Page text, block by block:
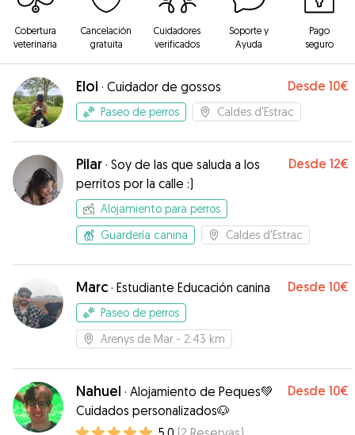
Cobertura
veterinaria
Cancelación
gratuita
Cuidadores
verificados
Soporte y
Ayuda
Pago
seguro
Eloi · Cuidador de gossos Desde 10€
Paseo de perros Caldes d'Estrac
Pilar · Soy de las que saluda a los
perritos por la calle :)
Desde 12€
Alojamiento para perros
Guardería canina
Caldes d'Estrac
Marc · Estudiante Educación canina Desde 10€
Paseo de perros
Arenys de Mar - 2.43 km
Nahuel · Alojamiento de Peques💚
Cuidados personalizados🐶
Desde 10€